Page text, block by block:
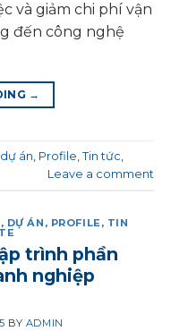
và giảm chi phí vận
đến công nghệ
→
dự án Profile ,Tin tức
Leave a comment
, DỰ ÁN , PROFILE, TIN
trình phần
nghiệp
BY ADMIN